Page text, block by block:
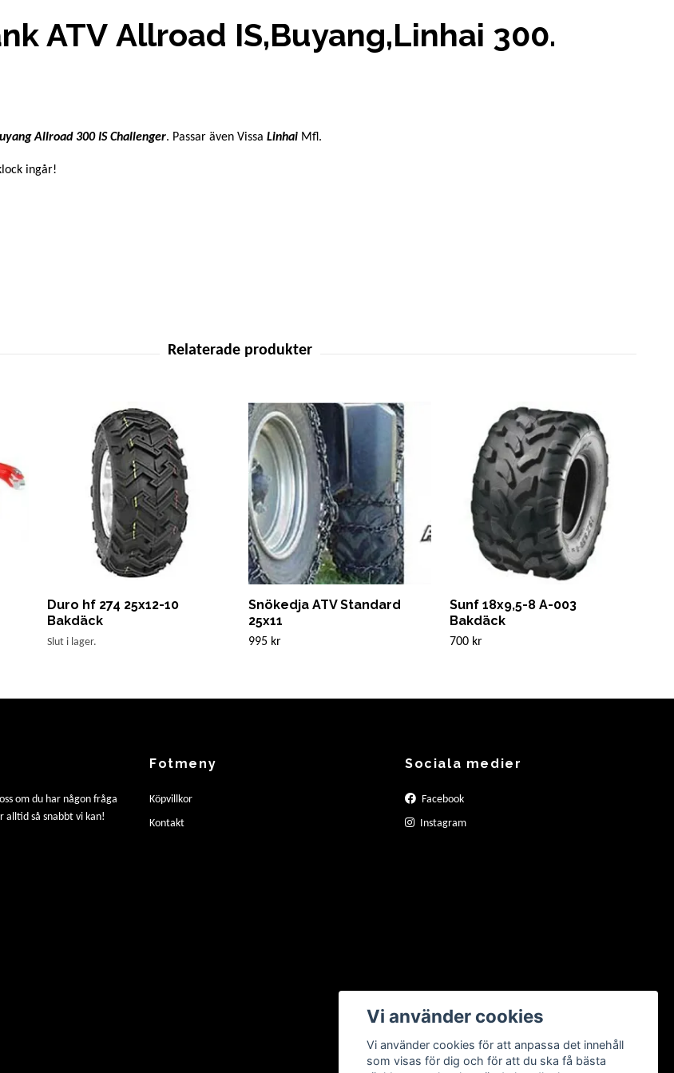
ATV Allroad IS,Buyang,Linhai 300.
Allroad 300 IS Challenger. Passar även Vissa Linhai Mfl.
ingår!
Duro hf 274 25x12-10
Bakdäck
Slut i lager.
Snökedja ATV Standard
25x11
995 kr
Sunf 18x9,5-8 A-003
Bakdäck
700 kr
om du har någon fråga
alltid så snabbt vi kan!
Fotmeny
Köpvillkor
Kontakt
Sociala medier
Facebook
Instagram
Vi använder cookies
Vi använder cookies för att anpassa det innehåll
som visas för dig och för att du ska få bästa